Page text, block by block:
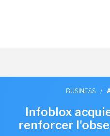
BUSINESS /
Infoblox
renforcer